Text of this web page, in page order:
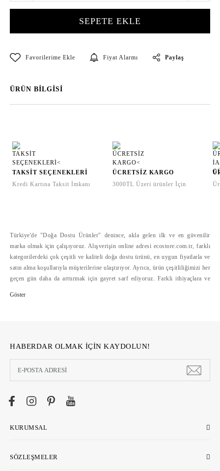
SEPETE EKLE
Fiyat Alarmı Paylaş
ÜRÜN BİLGİSİ
TAKSİT SEÇENEKLERİ
Kredi Kartına Taksit İmkanı
ÜCRETSİZ KARGO
3000TL Üzeri ürünler İçin
Türkiye'de "Doğa Dostu Ürünler" denince, akla gelen ilk ve en güvenilir
marka olmak için çalışıyoruz. Alışverişin online adresi ecostore.com.tr, farklı
kategorilerdeki çok çeşitli ve kaliteli doğa dostu ürünü, en uygun fiyatlarla ve
satın alma koşullarıyla müşterilerine ulaştırıyor. Ayrıca, ürün çeşitliliğimizi her
geçen gün daha da arttırmak için gayret sarf ediyoruz. Farklı ithiyaçlara ve
HABERDAR OLMAK İÇİN KAYDOLUN!
KURUMSAL
SÖZLEŞMELER